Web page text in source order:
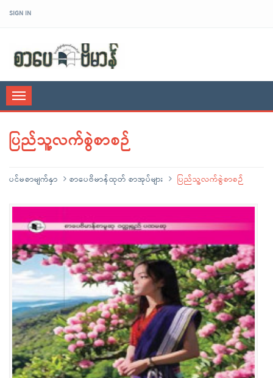
SIGN IN
Toggle
navigation
ပြည်သူ့လက်စွဲစာစဉ်
ပင်မစာမျက်နှာ စာပေဗိမာန်ထုတ် စာအုပ်များ ပြည်သူ့လက်စွဲစာစဉ်